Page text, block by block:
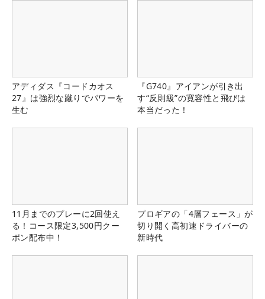
アディダス『コードカオス
27』は強烈な蹴りでパワーを
生む
『G740』アイアンが引き出
す“反則級”の寛容性と飛びは
本当だった！
11月までのプレーに2回使え
る！コース限定3,500円クー
ポン配布中！
プロギアの「4層フェース」が
切り開く高初速ドライバーの
新時代